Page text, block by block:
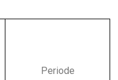
Periode